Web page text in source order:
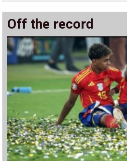
Off the record